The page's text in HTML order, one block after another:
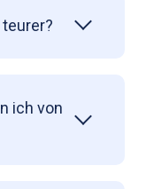
teurer?
ich von